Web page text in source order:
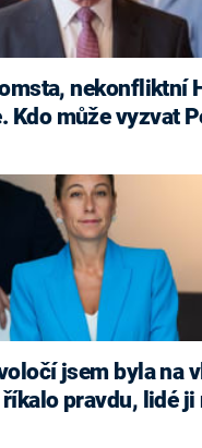
Kdo může vyzvat
jsem byla na
říkalo pravdu, lidé ji